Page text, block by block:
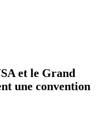
et le Grand
une convention